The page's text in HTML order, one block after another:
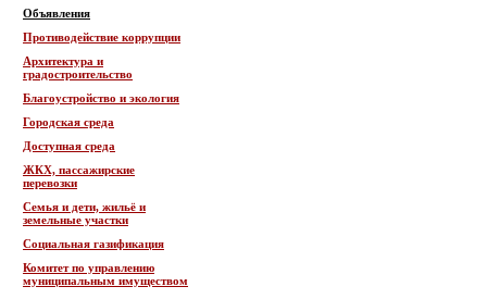
Объявления
Противодействие коррупции
Архитектура и
градостроительство
Благоустройство и экология
Городская среда
Доступная среда
ЖКХ, пассажирские
перевозки
Семья и дети, жильё и
земельные участки
Социальная газификация
Комитет по управлению
муниципальным имуществом